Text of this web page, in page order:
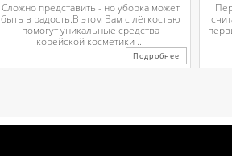
Сложно представить - но уборка может
быть в радость.В этом Вам с лёгкостью
помогут уникальные средства
корейской косметики ...
Подробнее